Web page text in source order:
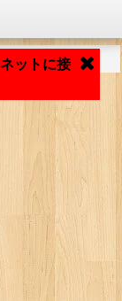
ットに接
... ...